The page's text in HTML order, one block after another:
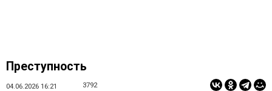
Преступность
04.06.2026 16:21 3792